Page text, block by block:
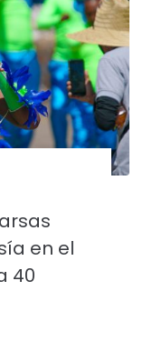
en el
40